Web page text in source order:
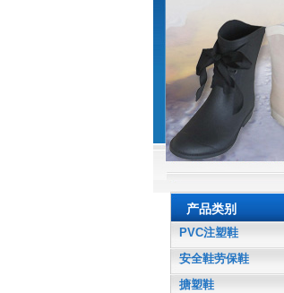
产品类别
PVC注塑鞋
安全鞋劳保鞋
搪塑鞋